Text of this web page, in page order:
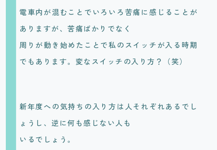
電車内が混むことでいろいろ苦痛に感じることが
ありますが、苦痛ばかりでなく
周りが動き始めたことで私のスイッチが入る時期
でもあります。変なスイッチの入り方？（笑）
新年度への気持ちの入り方は人それぞれあるでし
ょうし、逆に何も感じない人も
いるでしょう。